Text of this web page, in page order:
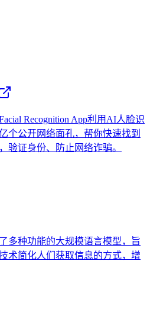
Recognition App利用AI人脸识
个公开网络面孔，帮你快速找到
验证身份、防止网络诈骗。
多种功能的大规模语言模型，旨
术简化人们获取信息的方式，增